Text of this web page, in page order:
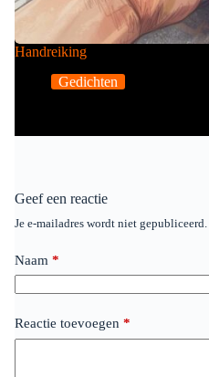
Handreiking
Gedichten
Geef een reactie
Je e-mailadres wordt niet gepubliceerd.
Naam *
Reactie toevoegen *